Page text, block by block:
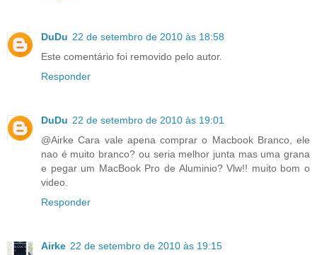
DuDu 22 de setembro de 2010 às 18:58
Este comentário foi removido pelo autor.
Responder
DuDu 22 de setembro de 2010 às 19:01
@Airke Cara vale apena comprar o Macbook Branco, ele
nao é muito branco? ou seria melhor junta mas uma grana
e pegar um MacBook Pro de Aluminio? Vlw!! muito bom o
video.
Responder
Airke 22 de setembro de 2010 às 19:15